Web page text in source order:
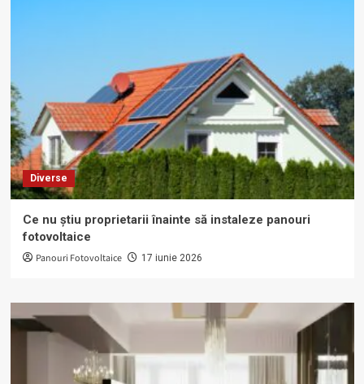
Diverse
Ce nu știu proprietarii înainte să instaleze panouri
fotovoltaice
Panouri Fotovoltaice 17 iunie 2026